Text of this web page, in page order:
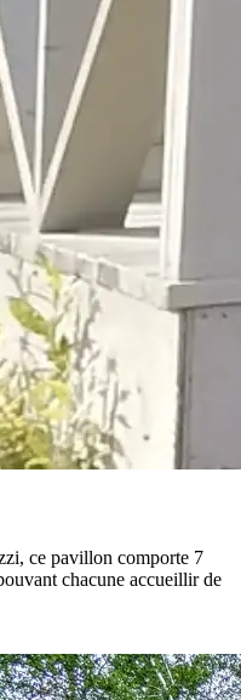
ce pavillon comporte 7
chacune accueillir de